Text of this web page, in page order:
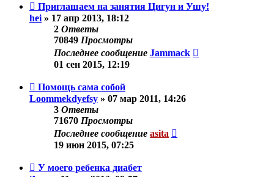
Приглашаем на занятия Цигун и Ушу!
hei » 17 апр 2013, 18:12
2 Ответы
70849 Просмотры
Последнее сообщение Jammack
01 сен 2015, 12:19
Помощь сама собой
Loommekdyefsy » 07 мар 2011, 14:26
3 Ответы
71670 Просмотры
Последнее сообщение asita
19 июн 2015, 07:25
У моего ребенка диабет